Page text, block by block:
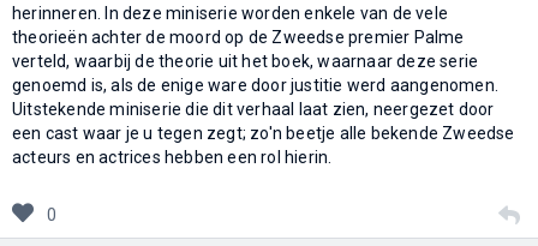
herinneren. In deze miniserie worden enkele van de vele
theorieën achter de moord op de Zweedse premier Palme
verteld, waarbij de theorie uit het boek, waarnaar deze serie
genoemd is, als de enige ware door justitie werd aangenomen.
Uitstekende miniserie die dit verhaal laat zien, neergezet door
een cast waar je u tegen zegt; zo'n beetje alle bekende Zweedse
acteurs en actrices hebben een rol hierin.
0